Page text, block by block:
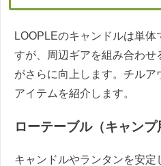
LOOPLEのキャンドルは単体
すが、周辺ギアを組み合わせ
がさらに向上します。チルア
アイテムを紹介します。
ローテーブル（キャンプ
キャンドルやランタンを安